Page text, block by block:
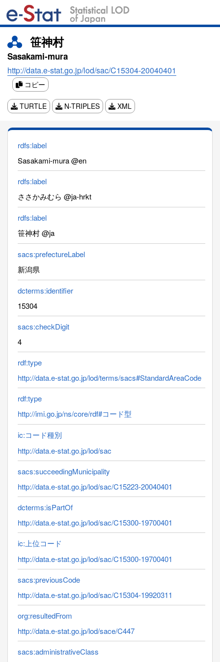
笹神村
Sasakami-mura
http://data.e-stat.go.jp/lod/sac/C15304-20040401
コピー
TURTLE N-TRIPLES XML
rdfs:label
Sasakami-mura @en
rdfs:label
ささかみむら @ja-hrkt
rdfs:label
笹神村 @ja
sacs:prefectureLabel
新潟県
dcterms:identifier
15304
sacs:checkDigit
4
rdf:type
http://data.e-stat.go.jp/lod/terms/sacs#StandardAreaCode
rdf:type
http://imi.go.jp/ns/core/rdf#コード型
ic:コード種別
http://data.e-stat.go.jp/lod/sac
sacs:succeedingMunicipality
http://data.e-stat.go.jp/lod/sac/C15223-20040401
dcterms:isPartOf
http://data.e-stat.go.jp/lod/sac/C15300-19700401
ic:上位コード
http://data.e-stat.go.jp/lod/sac/C15300-19700401
sacs:previousCode
http://data.e-stat.go.jp/lod/sac/C15304-19920311
org:resultedFrom
http://data.e-stat.go.jp/lod/sace/C447
sacs:administrativeClass